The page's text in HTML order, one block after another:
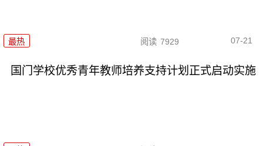
最热 阅读 7929 07-21
国门学校优秀青年教师培养支持计划正式启动实施